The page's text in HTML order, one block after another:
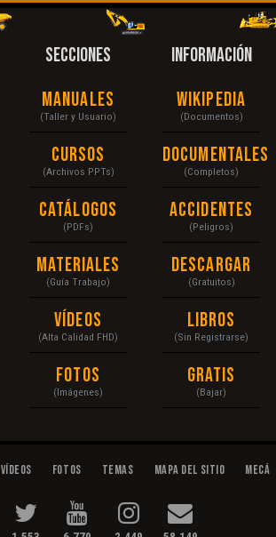
SECCIONES
Manuales
(Taller y Usuario)
Cursos
(Archivos PPTs)
Catálogos
(PDFs)
Materiales
(Guía Trabajo)
Vídeos
(Alta Calidad FHD)
Fotos
(Imágenes)
INFORMACIÓN
Wikipedia
(Documentos)
Documentales
(Completos)
Accidentes
(Peligros)
Descargar
(Gratuitos)
Libros
(Sin Registrarse)
Gratis
(Bajar)
Vídeos Fotos Temas Mapa del Sitio